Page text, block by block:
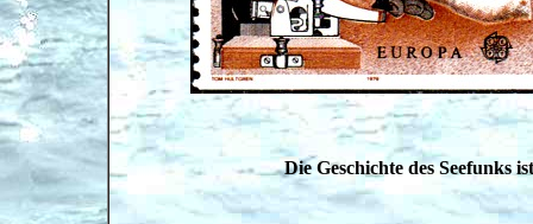
Die Geschichte des Seefunks